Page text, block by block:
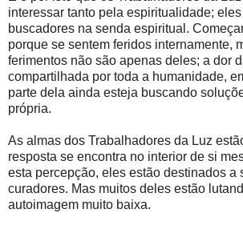
interessar tanto pela espiritualidade;
buscadores na senda espiritual.
porque se sentem feridos internamente,
ferimentos não são apenas deles; a dor
compartilhada por toda a humanidade,
parte dela ainda esteja buscando
própria.
As almas dos Trabalhadores da Luz
resposta se encontra no interior de si
esta percepção, eles estão destinados a
curadores. Mas muitos deles estão
autoimagem muito baixa.